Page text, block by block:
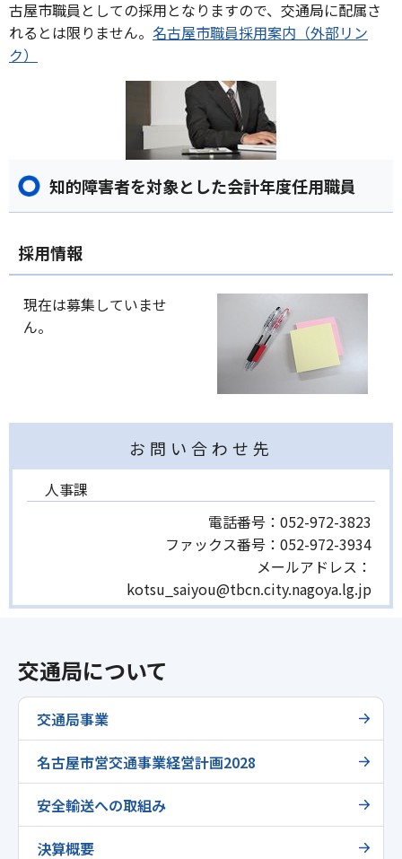
古屋市職員としての採用となりますので、交通局に配属さ
れるとは限りません。 名古屋市職員採用案内（外部リン
ク）
知的障害者を対象とした会計年度任用職員
採用情報
現在は募集していませ
ん。
お問い合わせ先
人事課
電話番号： 052-972-3823
ファックス番号： 052-972-3934
メールアドレス：
kotsu_saiyou@tbcn.city.nagoya.lg.jp
交通局について
交通局事業
名古屋市営交通事業経営計画2028
安全輸送への取組み
決算概要